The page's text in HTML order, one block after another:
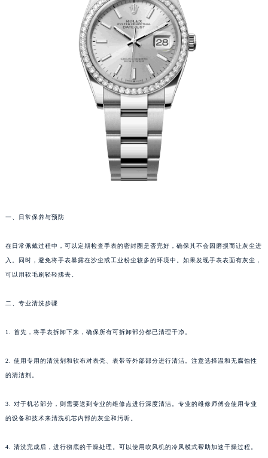
一、日常保养与预防
在日常佩戴过程中，可以定期检查手表的密封圈是否完好，确保其不会因磨损而让灰尘进
入。同时，避免将手表暴露在沙尘或工业粉尘较多的环境中。如果发现手表表面有灰尘，
可以用软毛刷轻轻拂去。
二、专业清洗步骤
1. 首先，将手表拆卸下来，确保所有可拆卸部分都已清理干净。
2. 使用专用的清洗剂和软布对表壳、表带等外部部分进行清洁。注意选择温和无腐蚀性
的清洁剂。
3. 对于机芯部分，则需要送到专业的维修点进行深度清洁。专业的维修师傅会使用专业
的设备和技术来清洗机芯内部的灰尘和污垢。
4. 清洗完成后，进行彻底的干燥处理。可以使用吹风机的冷风模式帮助加速干燥过程。